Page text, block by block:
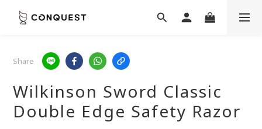
Share
Wilkinson Sword Classic
Double Edge Safety Razor